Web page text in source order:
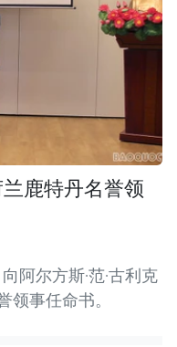
鹿特丹名誉领
阿尔方斯·范·古利克
领事任命书。